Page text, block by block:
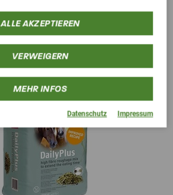
ALLE AKZEPTIEREN
VERWEIGERN
MEHR INFOS
Datenschutz Impressum